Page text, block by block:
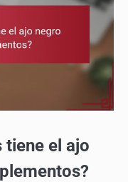
tiene el ajo